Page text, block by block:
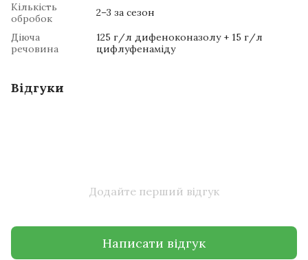
Кількість
обробок
2–3 за сезон
Діюча
речовина
125 г/л дифеноконазолу + 15 г/л
цифлуфенаміду
Відгуки
Додайте перший відгук
Написати відгук